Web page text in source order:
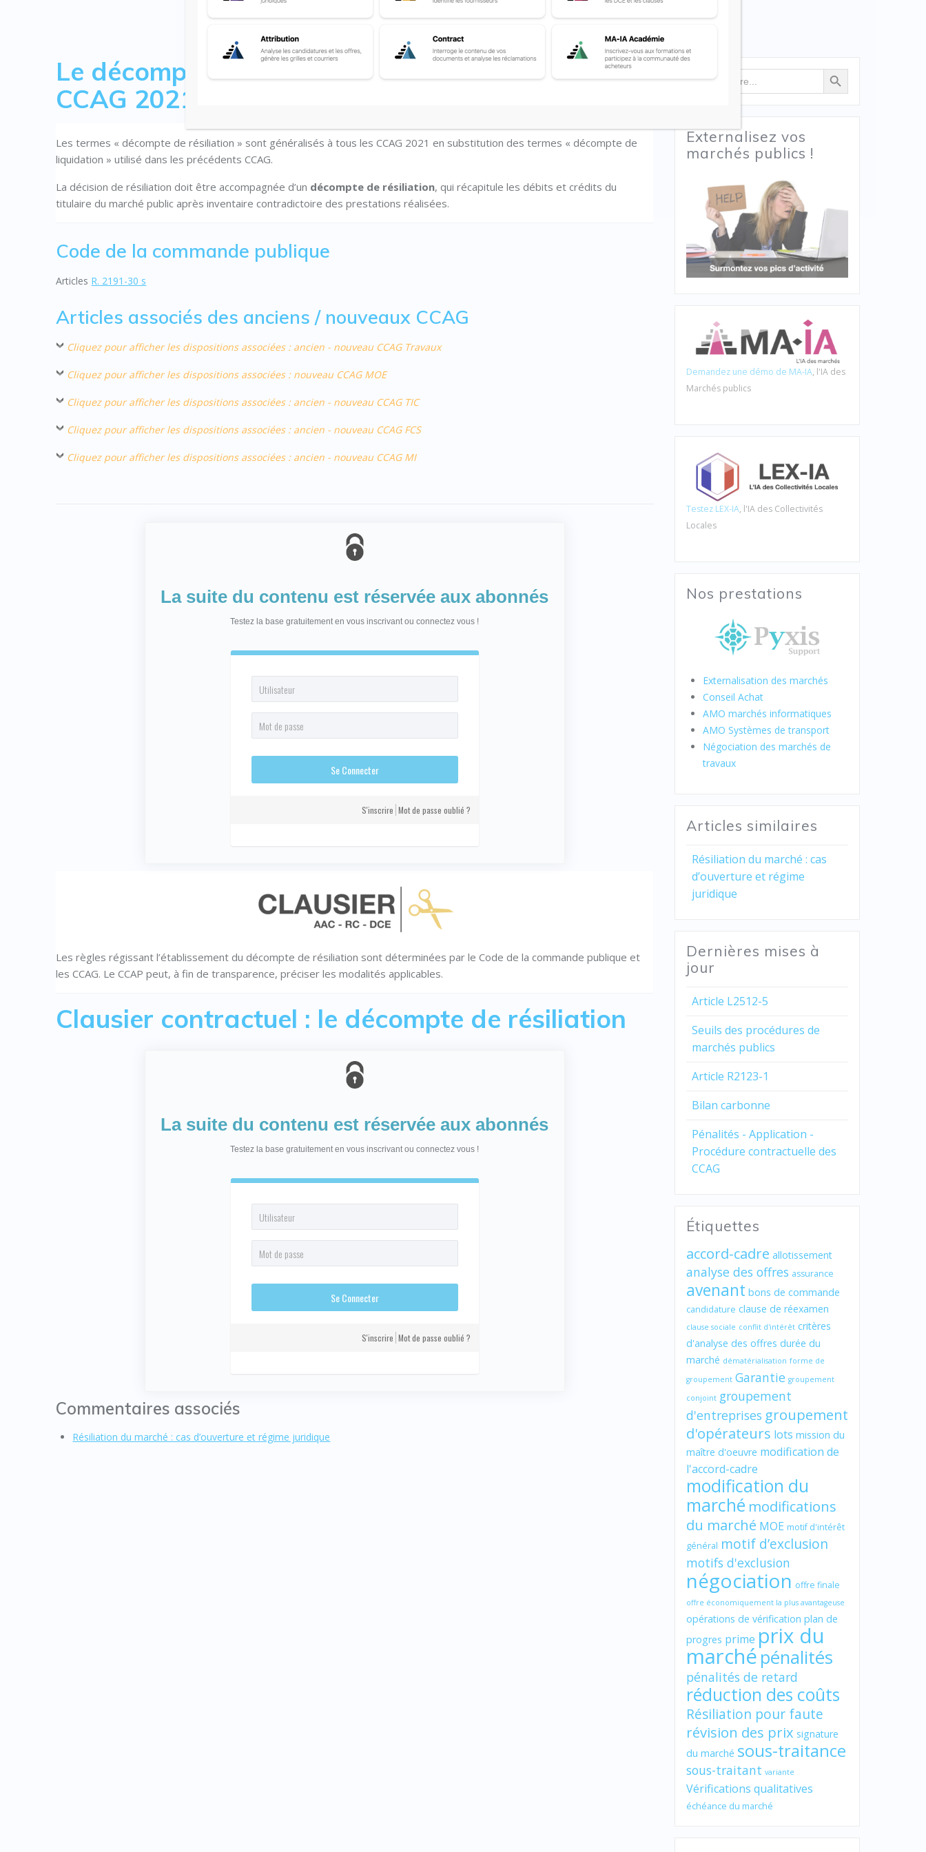
Le décompte de résiliation dans les nouveaux
CCAG 2021
Les termes « décompte de résiliation » sont généralisés à tous les CCAG 2021 en substitution des termes « décompte de
liquidation » utilisé dans les précédents CCAG.
La décision de résiliation doit être accompagnée d’un décompte de résiliation, qui récapitule les débits et crédits du
titulaire du marché public après inventaire contradictoire des prestations réalisées.
Code de la commande publique
Articles R. 2191-30 s
Articles associés des anciens / nouveaux CCAG
Cliquez pour afficher les dispositions associées : ancien - nouveau CCAG Travaux
Cliquez pour afficher les dispositions associées : nouveau CCAG MOE
Cliquez pour afficher les dispositions associées : ancien - nouveau CCAG TIC
Cliquez pour afficher les dispositions associées : ancien - nouveau CCAG FCS
Cliquez pour afficher les dispositions associées : ancien - nouveau CCAG MI
La suite du contenu est réservée aux abonnés
Testez la base gratuitement en vous inscrivant ou connectez vous !
S'inscrire Mot de passe oublié ?
Les règles régissant l’établissement du décompte de résiliation sont déterminées par le Code de la commande publique et
les CCAG. Le CCAP peut, à fin de transparence, préciser les modalités applicables.
Clausier contractuel : le décompte de résiliation
La suite du contenu est réservée aux abonnés
Testez la base gratuitement en vous inscrivant ou connectez vous !
S'inscrire Mot de passe oublié ?
Commentaires associés
Résiliation du marché : cas d’ouverture et régime juridique
for:
Search Button
Externalisez vos
marchés publics !
Demandez une démo de MA-IA, l'IA des
Marchés publics
Testez LEX-IA, l'IA des Collectivités
Locales
Nos prestations
Externalisation des marchés
Conseil Achat
AMO marchés informatiques
AMO Systèmes de transport
Négociation des marchés de
travaux
Articles similaires
Résiliation du marché : cas
d’ouverture et régime
juridique
Dernières mises à
jour
Article L2512-5
Seuils des procédures de
marchés publics
Article R2123-1
Bilan carbonne
Pénalités - Application -
Procédure contractuelle des
CCAG
Étiquettes
accord-cadre allotissement
analyse des offres assurance
avenant bons de commande
candidature clause de réexamen
clause sociale conflit d'intérêt critères
d'analyse des offres durée du
marché dématérialisation forme de
groupement Garantie groupement
conjoint groupement
d'entreprises groupement
d'opérateurs lots mission du
maître d'oeuvre modification de
l'accord-cadre
modification du
marché modifications
du marché MOE motif d'intérêt
général motif d’exclusion
motifs d'exclusion
négociation offre finale
offre économiquement la plus avantageuse
opérations de vérification plan de
progres prime prix du
marché pénalités
pénalités de retard
réduction des coûts
Résiliation pour faute
révision des prix signature
du marché sous-traitance
sous-traitant variante
Vérifications qualitatives
échéance du marché